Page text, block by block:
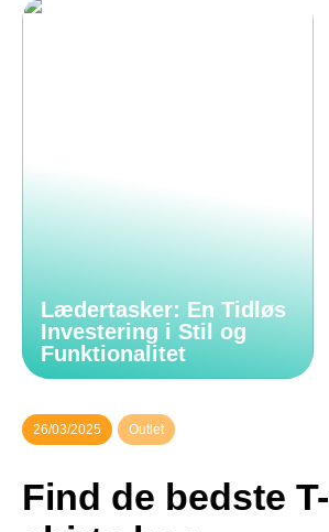
Lædertasker: En Tidløs
Investering i Stil og
Funktionalitet
26/03/2025 Outlet
Find de bedste T-